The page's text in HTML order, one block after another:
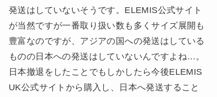
発送はしていないそうです。ELEMIS公式サイト
が当然ですが一番取り扱い数も多くサイズ展開も
豊富なのですが、アジアの国への発送はしている
ものの日本への発送はしていないんですよね…。
日本撤退をしたことでもしかしたら今後ELEMIS
UK公式サイトから購入し、日本へ発送すること